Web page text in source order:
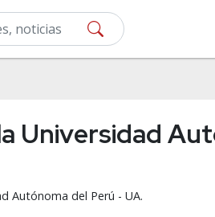
Universidad
Autónoma del Perú - UA.